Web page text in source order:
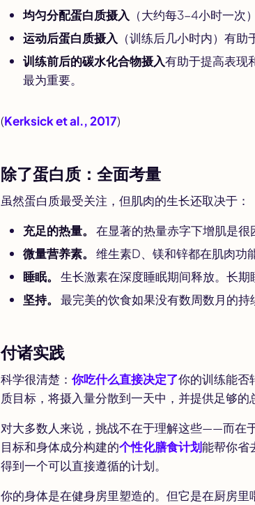
均匀分配蛋白质摄入 （大约每3-4小时一次
运动后蛋白质摄入 （训练后几小时内）有
训练前后的碳水化合物摄入有助于提高表现
最为重要。
(Kerksick et al., 2017)
除了蛋白质：全面考量
虽然蛋白质最受关注，但肌肉的生长还取决于：
充足的热量。
在显著的热量赤字下增肌是很
微量营养素。
维生素D、镁和锌都在肌肉功
睡眠。
生长激素在深度睡眠期间释放。长期
坚持。
最完美的饮食如果没有数周数月的持
付诸实践
科学很清楚：你吃什么直接决定了你的训练能否
质目标，将摄入量分散到一天中，并提供足够的
对大多数人来说，挑战不在于理解这些——而在
目标和身体成分构建的个性化膳食计划能帮你省
得到一个可以直接遵循的计划。
你的身体是在健身房里塑造的。但它是在厨房里